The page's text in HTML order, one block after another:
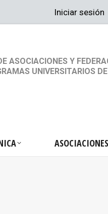
Iniciar sesión
ASOCIACIONES Y
UNIVERSITARIOS
ASOCIACIONES